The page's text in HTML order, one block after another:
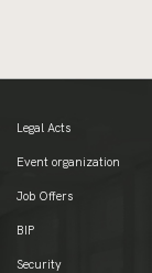
Legal Acts
Event organization
Job Offers
BIP
Security